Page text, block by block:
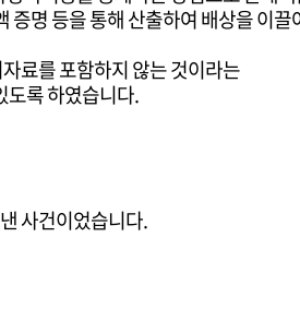
명 등을 통해 산출하여 배상을 이끌
료를 포함하지 않는 것이라는
도록 하였습니다.
사건이었습니다.